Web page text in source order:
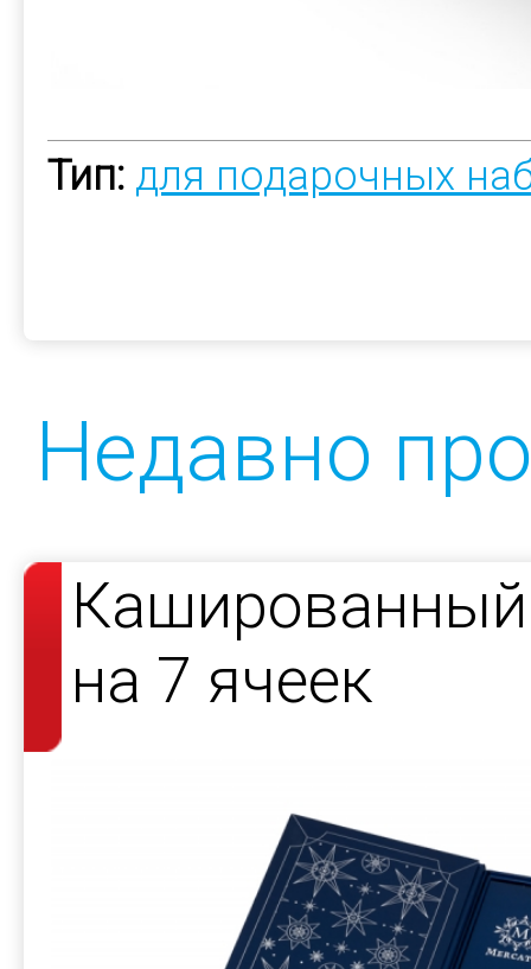
Тип: для подарочных
Недавно
Кашированный
на 7 ячеек